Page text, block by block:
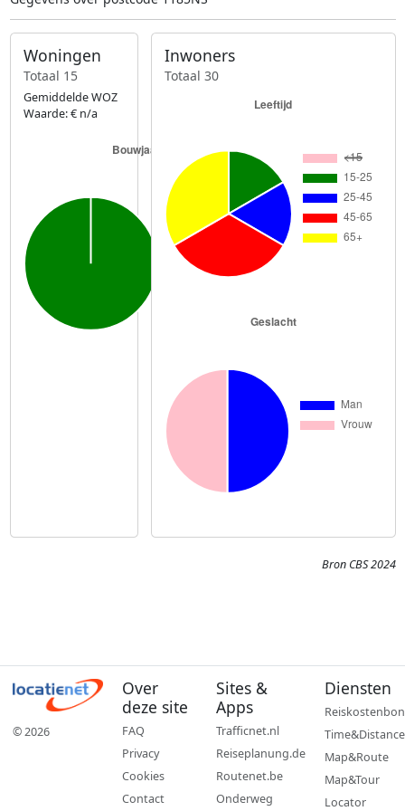
Woningen
Totaal 15
Gemiddelde WOZ
Waarde: € n/a
Inwoners
Totaal 30
Bron CBS 2024
© 2026
Over
deze site
FAQ
Privacy
Cookies
Contact
Sites &
Apps
Trafficnet.nl
Reiseplanung.de
Routenet.be
Onderweg
Diensten
Reiskostenbon
Time&Distance
Map&Route
Map&Tour
Locator